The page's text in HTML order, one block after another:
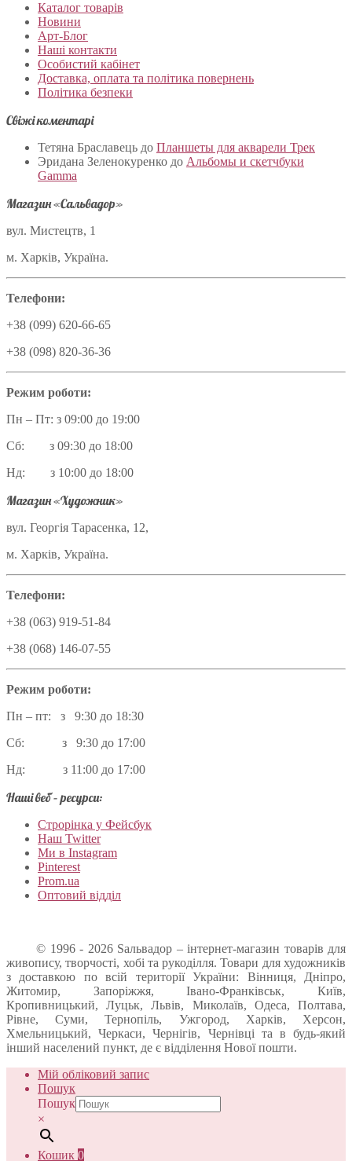
Каталог товарів
Новини
Арт-Блог
Наші контакти
Особистий кабінет
Доставка, оплата та політика повернень
Політика безпеки
Свіжі коментарі
Тетяна Браславець до Планшеты для акварели Трек
Эридана Зеленокуренко до Альбомы и скетчбуки
Gamma
Магазин «Сальвадор»
вул. Мистецтв, 1
м. Харків, Україна.
Телефони:
+38 (099) 620-66-65
+38 (098) 820-36-36
Режим роботи:
Пн – Пт: з 09:00 до 19:00
Сб: з 09:30 до 18:00
Нд: з 10:00 до 18:00
Магазин «Художник»
вул. Георгія Тарасенка, 12,
м. Харків, Україна.
Телефони:
+38 (063) 919-51-84
+38 (068) 146-07-55
Режим роботи:
Пн – пт: з 9:30 до 18:30
Сб: з 9:30 до 17:00
Нд: з 11:00 до 17:00
Наші веб – ресурси:
Строрінка у Фейсбук
Наш Twitter
Ми в Instagram
Pinterest
Prom.ua
Оптовий відділ
© 1996 - 2026 Sальвадор – інтернет-магазин товарів для
живопису, творчості, хобі та рукоділля. Товари для художників
з доставкою по всій території України: Вінниця, Дніпро,
Житомир, Запоріжжя, Івано-Франківськ, Київ,
Кропивницький, Луцьк, Львів, Миколаїв, Одеса, Полтава,
Рівне, Суми, Тернопіль, Ужгород, Харків, Херсон,
Хмельницький, Черкаси, Чернігів, Чернівці та в будь-який
інший населений пункт, де є відділення Нової пошти.
Мій обліковий запис
Пошук
Пошук
×
Кошик 0